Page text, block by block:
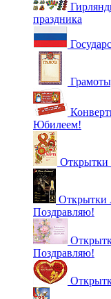
праздника
Юбилеем!
Открытки
Открытки
Поздравляю!
Поздравляю!